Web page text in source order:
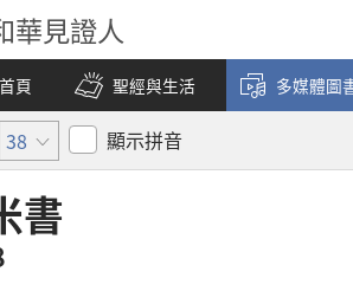
華見證人
首頁 聖經與生活 多媒體圖
38 顯示拼音
書